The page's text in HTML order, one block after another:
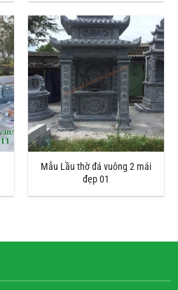
Mẫu Lầu thờ đá vuông 2 mái
đẹp 01